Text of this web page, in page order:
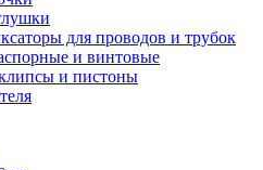
для проводов и трубок
и винтовые
и пистоны